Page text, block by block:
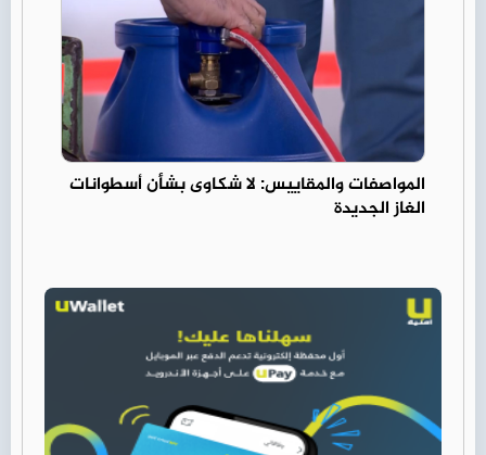
المواصفات والمقاييس: لا شكاوى بشأن أسطوانات
الغاز الجديدة